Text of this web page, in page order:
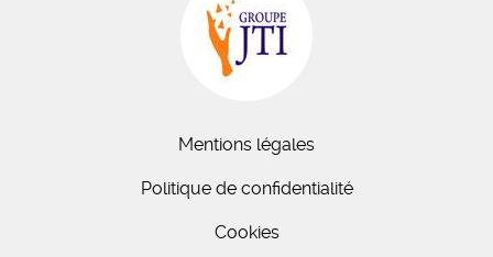
Mentions légales
Politique de confidentialité
Cookies